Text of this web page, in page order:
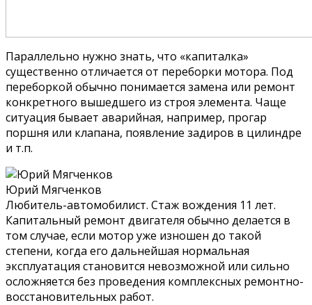
Параллельно нужно знать, что «капиталка»
существенно отличается от переборки мотора. Под
переборкой обычно понимается замена или ремонт
конкретного вышедшего из строя элемента. Чаще
ситуация бывает аварийная, например, прогар
поршня или клапана, появление задиров в цилиндре
и т.п.
Юрий Мягченков
Любитель-автомобилист. Стаж вождения 11 лет.
Капитальный ремонт двигателя обычно делается в
том случае, если мотор уже изношен до такой
степени, когда его дальнейшая нормальная
эксплуатация становится невозможной или сильно
осложняется без проведения комплексных ремонтно-
восстановительных работ.